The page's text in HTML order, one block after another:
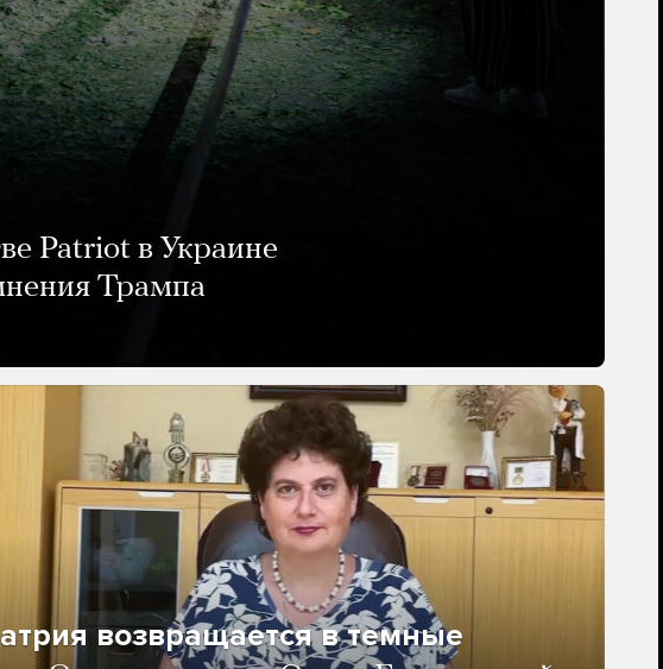
Patriot в Украине
Трампа
возвращается в темные